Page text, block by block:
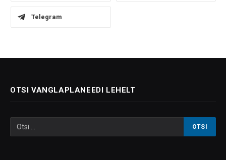
Telegram
OTSI VANGLAPLANEEDI LEHELT